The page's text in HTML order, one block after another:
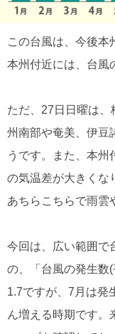
この台風は、今後本
本州付近には、台風
ただ、27日日曜は
州南部や奄美、伊豆
うです。また、本州
の気温差が大きくな
あちらこちらで雨雲
今回は、広い範囲で
の、「台風の発生数
1.7ですが、7月は発
ん増える時期です。